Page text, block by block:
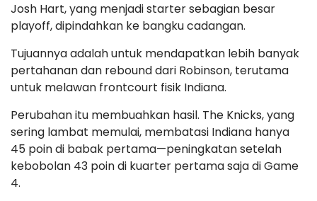
Josh Hart, yang menjadi starter sebagian besar
playoff, dipindahkan ke bangku cadangan.
Tujuannya adalah untuk mendapatkan lebih banyak
pertahanan dan rebound dari Robinson, terutama
untuk melawan frontcourt fisik Indiana.
Perubahan itu membuahkan hasil. The Knicks, yang
sering lambat memulai, membatasi Indiana hanya
45 poin di babak pertama—peningkatan setelah
kebobolan 43 poin di kuarter pertama saja di Game
4.